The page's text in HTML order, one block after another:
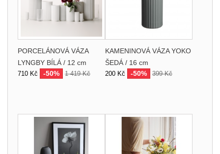
PORCELÁNOVÁ VÁZA
LYNGBY BÍLÁ / 12 cm
710 Kč -50% 1 419 Kč
KAMENINOVÁ VÁZA YOKO
ŠEDÁ / 16 cm
200 Kč -50% 399 Kč